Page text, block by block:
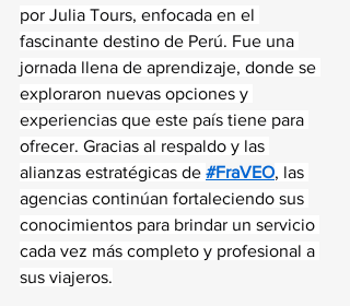
por Julia Tours, enfocada en el
fascinante destino de Perú. Fue una
jornada llena de aprendizaje, donde se
exploraron nuevas opciones y
experiencias que este país tiene para
ofrecer. Gracias al respaldo y las
alianzas estratégicas de #FraVEO, las
agencias continúan fortaleciendo sus
conocimientos para brindar un servicio
cada vez más completo y profesional a
sus viajeros.